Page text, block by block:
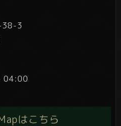
38-3
04:00
はこちら